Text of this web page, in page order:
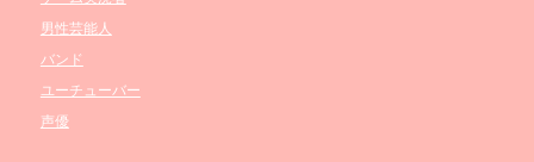
男性芸能人
バンド
ユーチューバー
声優